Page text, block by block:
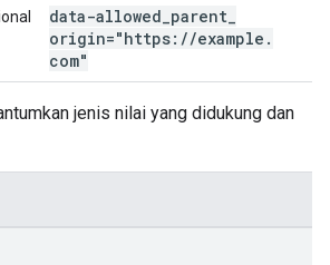
data-allowed parent
origin="https: //example .
com"
jenis nilai yang didukung dan